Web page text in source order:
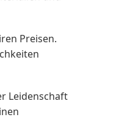
Preisen.
Leidenschaft